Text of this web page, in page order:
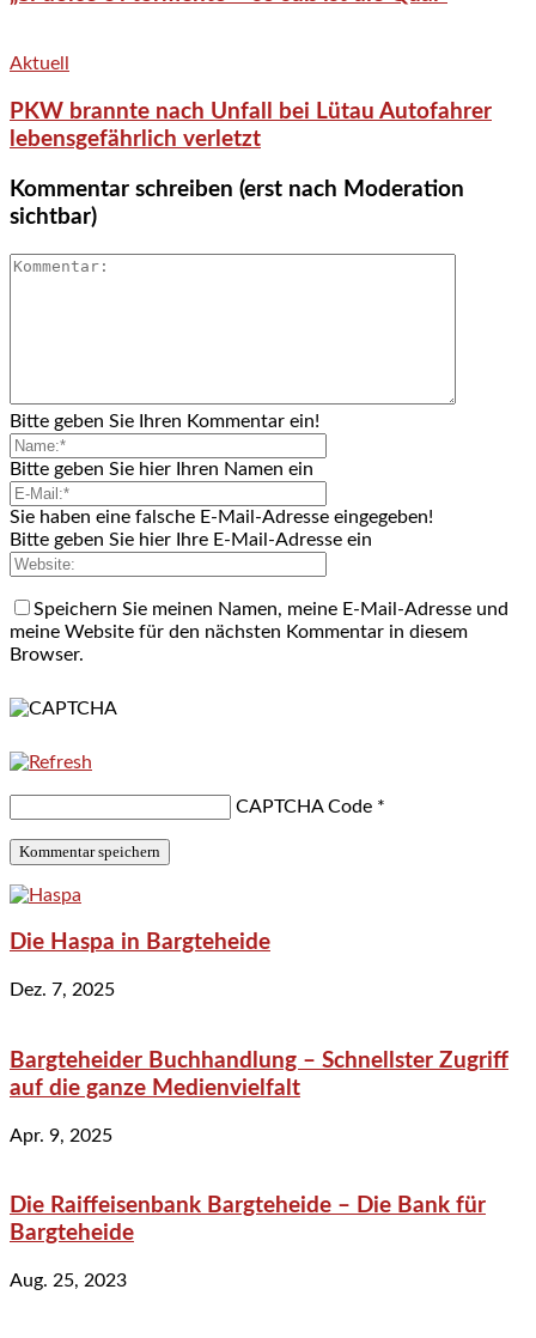
Aktuell
PKW brannte nach Unfall bei Lütau Autofahrer
lebensgefährlich verletzt
Kommentar schreiben (erst nach Moderation
sichtbar)
Bitte geben Sie Ihren Kommentar ein!
Bitte geben Sie hier Ihren Namen ein
Sie haben eine falsche E-Mail-Adresse eingegeben!
Bitte geben Sie hier Ihre E-Mail-Adresse ein
Speichern Sie meinen Namen, meine E-Mail-Adresse und
meine Website für den nächsten Kommentar in diesem
Browser.
CAPTCHA Code *
Die Haspa in Bargteheide
Dez. 7, 2025
Bargteheider Buchhandlung – Schnellster Zugriff
auf die ganze Medienvielfalt
Apr. 9, 2025
Die Raiffeisenbank Bargteheide – Die Bank für
Bargteheide
Aug. 25, 2023